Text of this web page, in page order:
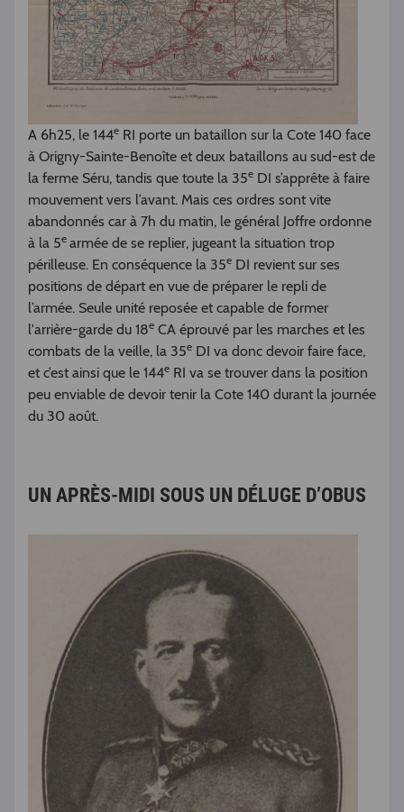
A 6h25, le 144e RI porte un bataillon sur la Cote 140 face
à Origny-Sainte-Benoîte et deux bataillons au sud-est de
la ferme Séru, tandis que toute la 35e DI s’apprête à faire
mouvement vers l’avant. Mais ces ordres sont vite
abandonnés car à 7h du matin, le général Joffre ordonne
à la 5e armée de se replier, jugeant la situation trop
périlleuse. En conséquence la 35e DI revient sur ses
positions de départ en vue de préparer le repli de
l’armée. Seule unité reposée et capable de former
l'arrière-garde du 18e CA éprouvé par les marches et les
combats de la veille, la 35e DI va donc devoir faire face,
et c’est ainsi que le 144e RI va se trouver dans la position
peu enviable de devoir tenir la Cote 140 durant la journée
du 30 août.
UN APRÈS-MIDI SOUS UN DÉLUGE D’OBUS